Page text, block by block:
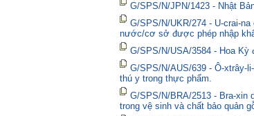
G/SPS/N/JPN/1423 - Nhật
G/SPS/N/UKR/274 - U-crai-
nước/cơ sở được phép nhập
G/SPS/N/USA/3584 - Hoa Kỳ
G/SPS/N/AUS/639 - Ô-xtrây-
thú y trong thực phẩm.
G/SPS/N/BRA/2513 - Bra-xin
trong vệ sinh và chất bảo quản